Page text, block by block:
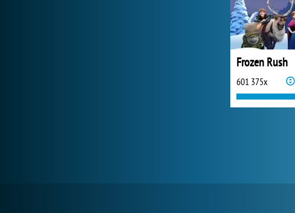
Frozen Rush
601 375x